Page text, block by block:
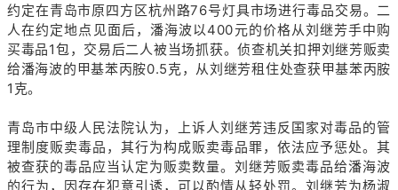
约定在青岛市原四方区杭州路76号灯具市场进行毒品交易。二
人在约定地点见面后，潘海波以400元的价格从刘继芳手中购
买毒品1包，交易后二人被当场抓获。侦查机关扣押刘继芳贩卖
给潘海波的甲基苯丙胺0.5克，从刘继芳租住处查获甲基苯丙胺
1克。
青岛市中级人民法院认为，上诉人刘继芳违反国家对毒品的管
理制度贩卖毒品，其行为构成贩卖毒品罪，依法应予惩处。其
被查获的毒品应当认定为贩卖数量。刘继芳贩卖毒品给潘海波
的行为，因存在犯意引诱，可以酌情从轻处罚。刘继芳为杨淑